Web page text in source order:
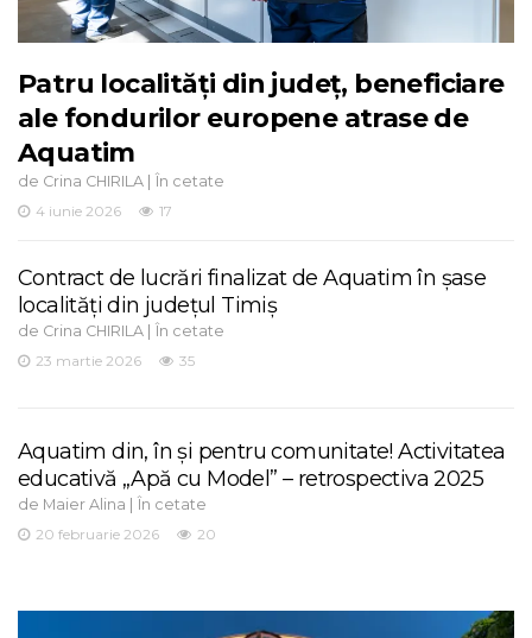
Patru localități din județ, beneficiare
ale fondurilor europene atrase de
Aquatim
de Crina CHIRILA | În cetate
4 iunie 2026
17
Contract de lucrări finalizat de Aquatim în șase
localități din județul Timiș
de Crina CHIRILA | În cetate
23 martie 2026
35
Aquatim din, în și pentru comunitate! Activitatea
educativă „Apă cu Model” – retrospectiva 2025
de Maier Alina | În cetate
20 februarie 2026
20